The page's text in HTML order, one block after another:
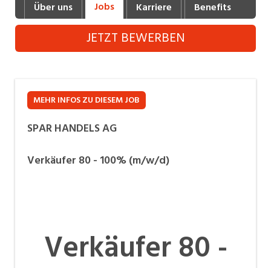
Industrie, Maschinenbau, Anlagenbau,
Produktion
Informatik, Telekommunikation
Körperpflege, Wellness
Marketing, Kommunikation, Medien, Druck
Sicherheit, Rettung, Polizei, Zoll
Über uns Jobs Karriere Benefits
JETZT BEWERBEN
MEHR INFOS ZU DIESEM JOB
SPAR HANDELS AG
Verkäufer 80 - 100% (m/w/d)
Verkäufer 80 -